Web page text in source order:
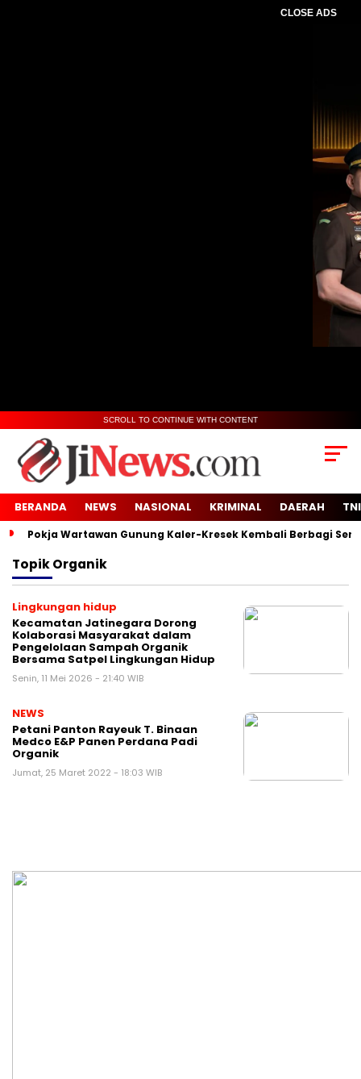
CLOSE ADS
SCROLL TO CONTINUE WITH CONTENT
BERANDA NEWS NASIONAL KRIMINAL DAERAH
Pokja Wartawan Gunung Kaler-Kresek Kembali Berbagi
TopikOrganik
Lingkungan hidup
Kecamatan Jatinegara Dorong
Kolaborasi Masyarakat dalam
Pengelolaan Sampah Organik
Bersama Satpel Lingkungan Hidup
Senin, 11 Mei 2026 - 21:40 WIB
NEWS
Petani Panton Rayeuk T. Binaan
Medco E&P Panen Perdana Padi
Organik
Jumat, 25 Maret 2022 - 18:03 WIB